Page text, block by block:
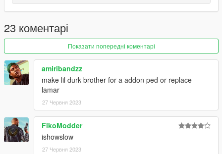
23 коментарі
Показати попередні коментарі
amiribandzz
make lil durk brother for a addon ped or replace
lamar
27 Червня 2023
FikoModder
ishowslow
27 Червня 2023